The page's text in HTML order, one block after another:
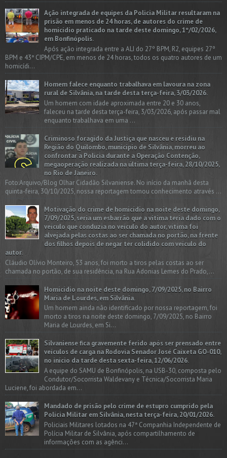
Ação integrada de equipes da Policia Militar resultaram na
prisão em menos de 24 horas, de autores do crime de
homicídio praticado na tarde deste domingo, 1º/02/2026,
em Bonfinópolis.
Após ação integrada entre a ALI do 27º BPM, R2, equipes 27º
BPM e 43ª CIPM/CPE, em menos de 24 horas, todos os quatro autores de um
homicídi...
Homem falece enquanto trabalhava em lavoura na zona
rural de Silvânia, na tarde desta terça-feira, 3/03/2026.
Um homem com idade aproximada entre 20 e 30 anos,
faleceu na tarde desta terça-feira, 3/03/2026, após passar mal
enquanto trabalhava em uma ...
Criminoso foragido da Justiça que nasceu e residiu na
Região do Quilombo, município de Silvânia, morreu ao
confrontar a Polícia durante a Operação Contenção,
megaoperação realizada na última terça-feira, 28/10/2025,
no Rio de Janeiro.
Foto:Arquivo/Blog Olhar Cidadão Silvaniense. No início da manhã desta
quinta-feira, 30/10/2025, nossa reportagem tomou conhecimento através ...
Motivação do crime de homicídio na noite deste domingo,
7/09/2025, seria um esbarrão que a vitima teria dado com o
veículo que conduzia no veículo do autor, vítima foi
alvejada pelas costas ao ser chamada no portão, na frente
dos filhos depois de negar ter colidido com veículo do
autor.
Cláudio Olívio Monteiro, 53 anos, foi morto a tiros pelas costas ao ser
chamada no portão, de sua residência, na Rua Adonias Lemes do Prado,...
Homicídio na noite deste domingo, 7/09/2025, no Bairro
Maria de Lourdes, em Silvânia.
Um homem ainda não identificado por nossa reportagem, foi
morto a tiros na noite deste domingo, 7/09/2025, no Bairro
Maria de Lourdes, em Si...
Silvaniense fica gravemente ferido após ser prensado entre
veículos de carga na Rodovia Senador José Caixeta GO-010,
no início da tarde desta sexta-feira, 12/06/2026.
A equipe do SAMU de Bonfinópolis, na USB-30, composta pelo
Condutor/Socorrista Waldevany e Técnica/Socorrista Maria
Luciene, foi abordada em...
Mandado de prisão pelo crime de estupro cumprido pela
Polícia Militar em Silvânia, nesta terça-feira, 20/01/2026.
Policiais Militares lotados na 47ª Companhia Independente de
Polícia Militar de Silvânia, após compartilhamento de
informações com as agênci...